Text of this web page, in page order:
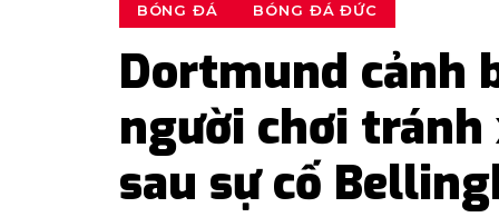
BÓNG ĐÁ BÓNG ĐÁ ĐỨC
Dortmund cảnh
người chơi
sau sự cố